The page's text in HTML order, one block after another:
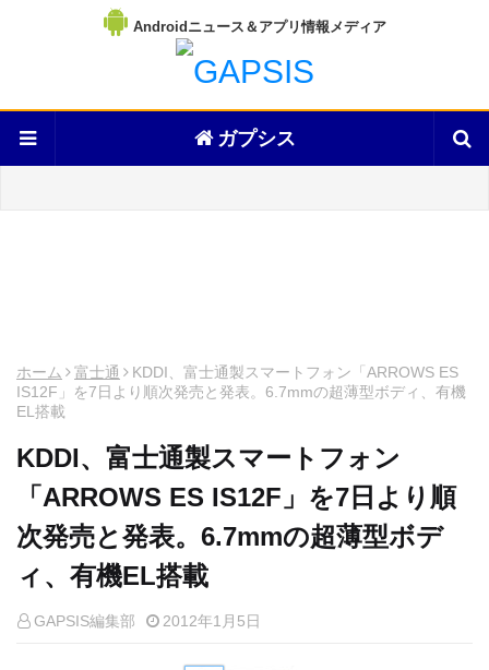
Androidニュース＆アプリ情報メディア
ガプシス
ホーム 富士通
KDDI、富士通製スマートフォン「ARROWS ES
IS12F」を7日より順次発売と発表。6.7mmの超薄型ボディ、有機
EL搭載
KDDI、富士通製スマートフォン
「ARROWS ES IS12F」を7日より順
次発売と発表。6.7mmの超薄型ボデ
ィ、有機EL搭載
GAPSIS編集部 2012年1月5日